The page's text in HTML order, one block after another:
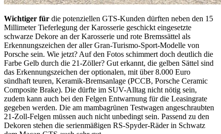
Wichtiger für die potenziellen GTS-Kunden dürften neben den 15
Millimeter Tieferlegung der Karosserie geschickt eingesetzte
schwarze Dekore an der Karosserie und rote Bremssättel als
Erkennungszeichen der aller Gran-Turismo-Sport-Modelle von
Porsche sein. Wie jetzt? Auf den Fotos schimmert doch deutlich die
Farbe Gelb durch die 21-Zöller? Gut erkannt, die gelben Sättel sind
das Erkennungszeichen der optionalen, mit über 8.000 Euro
sündhaft teuren, Keramik-Bremsanlage (PCCB, Porsche Ceramic
Composite Brake). Die dürfte im SUV-Alltag nicht nötig sein,
zudem kann auch bei den Felgen Entwarnung für die Leasingrate
gegeben werden. Die am mambagrünen Testwagen angeschraubten
21-Zoll-Felgen müssen auch nicht unbedingt sein. Passend zu den
Dekoren stehen die serienmäßigen RS-Spyder-Räder in Schwatz